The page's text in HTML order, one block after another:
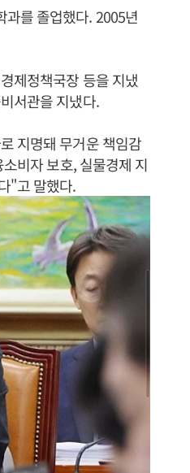
과를 졸업했다. 2005년
제정책국장 등을 지냈
서관을 지냈다.
지명돼 무거운 책임감
비자 보호, 실물경제 지
"고 말했다.